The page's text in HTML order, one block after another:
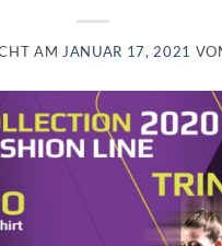
AM JANUAR 17, 2021